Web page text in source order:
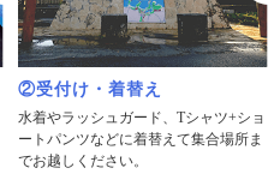
②受付け・着替え
水着やラッシュガード、Tシャツ+ショ
ートパンツなどに着替えて集合場所ま
でお越しください。